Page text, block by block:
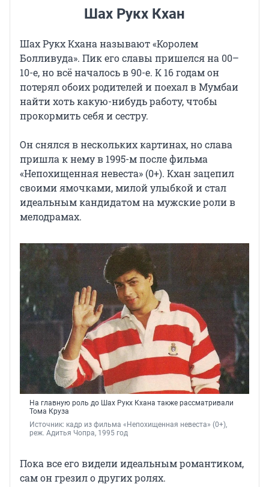
Шах Рукх Кхан
Шах Рукх Кхана называют «Королем
Болливуда». Пик его славы пришелся на 00–
10-е, но всё началось в 90-е. К 16 годам он
потерял обоих родителей и поехал в Мумбаи
найти хоть какую-нибудь работу, чтобы
прокормить себя и сестру.
Он снялся в нескольких картинах, но слава
пришла к нему в 1995-м после фильма
«Непохищенная невеста» (0+). Кхан зацепил
своими ямочками, милой улыбкой и стал
идеальным кандидатом на мужские роли в
мелодрамах.
На главную роль до Шах Рукх Кхана также рассматривали
Тома Круза
Источник: кадр из фильма «Непохищенная невеста» (0+),
реж. Адитья Чопра, 1995 год
Пока все его видели идеальным романтиком,
сам он грезил о других ролях.